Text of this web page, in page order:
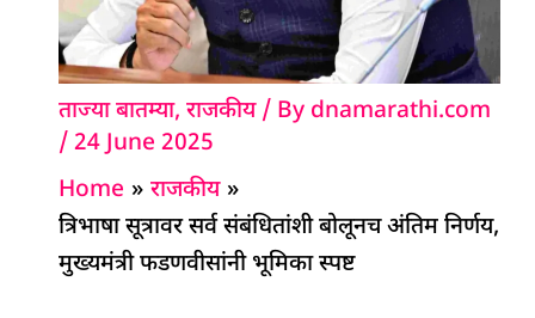
ताज्या बातम्या,राजकीय/ By dnamarathi.com
/24 June 2025
Home
राजकीय
त्रिभाषा सूत्रावर सर्व संबंधितांशी बोलूनच अंतिम निर्णय,
मुख्यमंत्री फडणवीसांनी भूमिका स्पष्ट